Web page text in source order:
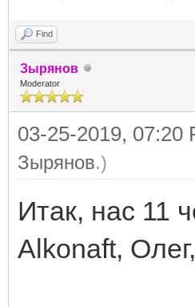
Find
Зырянов
Moderator
03-25-2019, 07:20
Зырянов.)
Итак, нас 11
Alkonaft,